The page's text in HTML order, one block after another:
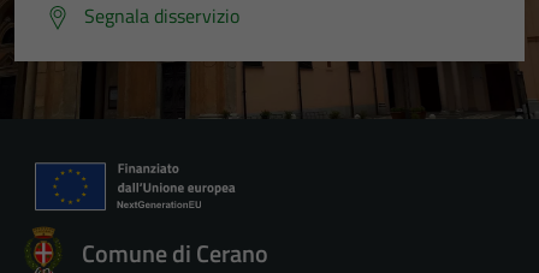
Segnala disservizio
Comune di Cerano